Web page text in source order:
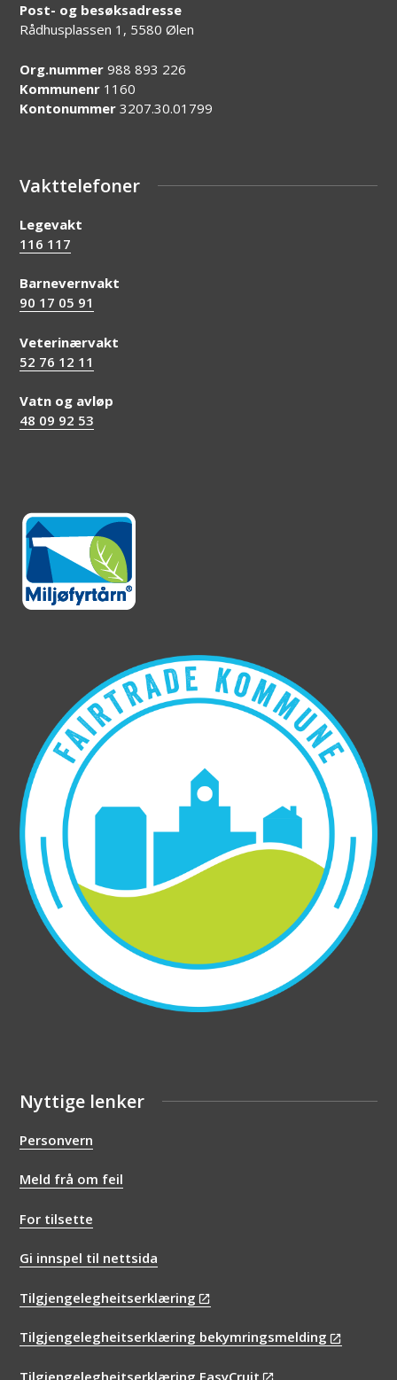
Post- og besøksadresse
Rådhusplassen 1, 5580 Ølen
Org.nummer988 893 226
Kommunenr 1160
Kontonummer3207.30.01799
Vakttelefoner
Legevakt
116 117
Barnevernvakt
90 17 05 91
Veterinærvakt
52 76 12 11
Vatn og avløp
48 09 92 53
Nyttige lenker
Personvern
Meld frå om feil
For tilsette
Gi innspel til nettsida
Tilgjengelegheitserklæring
Tilgjengelegheitserklæring bekymringsmelding
Tilgjengelegheitserklæring EasyCruit